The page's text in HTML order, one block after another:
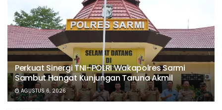
Perkuat Sinergi TNI–POLRI Wakapolres Sarmi
Sambut Hangat Kunjungan Taruna Akmil
AGUSTUS 6, 2026